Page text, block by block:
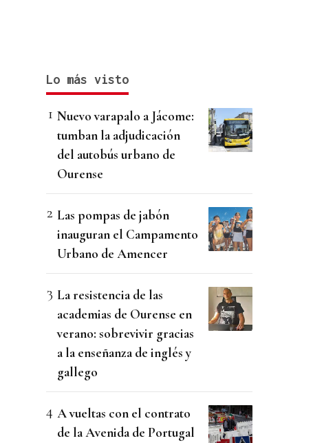
Lo más visto
Nuevo varapalo a Jácome:
tumban la adjudicación
del autobús urbano de
Ourense
Las pompas de jabón
inauguran el Campamento
Urbano de Amencer
La resistencia de las
academias de Ourense en
verano: sobrevivir gracias
a la enseñanza de inglés y
gallego
A vueltas con el contrato
de la Avenida de Portugal